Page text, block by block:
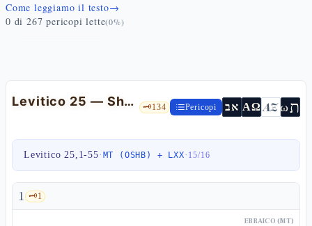
Come leggiamo il testo→
0 di 267 pericopi lette(0%)
Levitico 25 — Shmità, Giubileo e «la terra è mia» 🗝️134 Pericopi אב ΑΩ AZωת
Levitico 25,1-55· MT (OSHB) + LXX· 15/16
1 🗝️1
EBRAICO (MT)